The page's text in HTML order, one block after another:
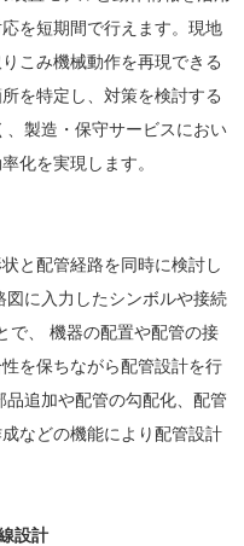
を短期間で行えます。現地
こみ機械動作を再現できる
を特定し、対策を検討する
、製造・保守サービスにおい
化を実現します。
と配管経路を同時に検討し
に入力したシンボルや接続
で、 機器の配置や配管の接
を保ちながら配管設計を行
追加や配管の勾配化、配管
などの機能により配管設計
設計